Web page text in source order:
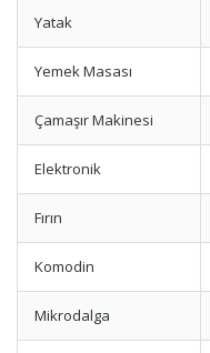
Yatak
Yemek Masası
Çamaşır Makinesi
Elektronik
Fırın
Komodin
Mikrodalga